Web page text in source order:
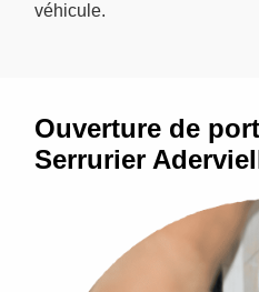
véhicule.
Ouverture de
Serrurier